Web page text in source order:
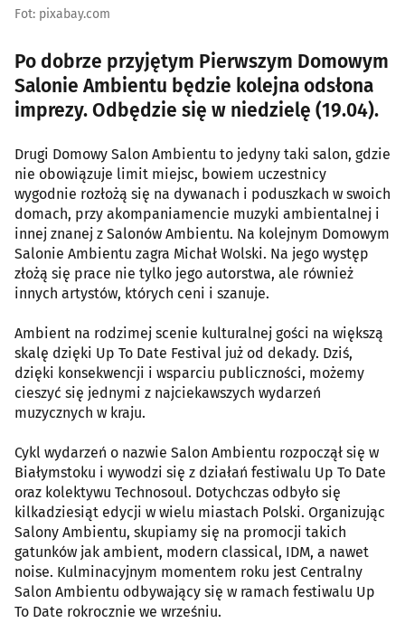
Fot: pixabay.com
Po dobrze przyjętym Pierwszym Domowym
Salonie Ambientu będzie kolejna odsłona
imprezy. Odbędzie się w niedzielę (19.04).
Drugi Domowy Salon Ambientu to jedyny taki salon, gdzie
nie obowiązuje limit miejsc, bowiem uczestnicy
wygodnie rozłożą się na dywanach i poduszkach w swoich
domach, przy akompaniamencie muzyki ambientalnej i
innej znanej z Salonów Ambientu. Na kolejnym Domowym
Salonie Ambientu zagra Michał Wolski. Na jego występ
złożą się prace nie tylko jego autorstwa, ale również
innych artystów, których ceni i szanuje.
Ambient na rodzimej scenie kulturalnej gości na większą
skalę dzięki Up To Date Festival już od dekady. Dziś,
dzięki konsekwencji i wsparciu publiczności, możemy
cieszyć się jednymi z najciekawszych wydarzeń
muzycznych w kraju.
Cykl wydarzeń o nazwie Salon Ambientu rozpoczął się w
Białymstoku i wywodzi się z działań festiwalu Up To Date
oraz kolektywu Technosoul. Dotychczas odbyło się
kilkadziesiąt edycji w wielu miastach Polski. Organizując
Salony Ambientu, skupiamy się na promocji takich
gatunków jak ambient, modern classical, IDM, a nawet
noise. Kulminacyjnym momentem roku jest Centralny
Salon Ambientu odbywający się w ramach festiwalu Up
To Date rokrocznie we wrześniu.